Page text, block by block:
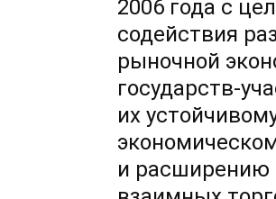
2006 года с
содействия
рыночной
государств-
их
и расширению